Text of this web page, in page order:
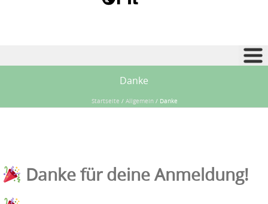
Danke
Startseite / Allgemein/ Danke
Danke für deine Anmeldung!